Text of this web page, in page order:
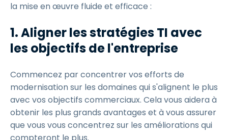
la mise en œuvre fluide et efficace :
1. Aligner les stratégies TI avec
les objectifs de l'entreprise
Commencez par concentrer vos efforts de
modernisation sur les domaines qui s'alignent le plus
avec vos objectifs commerciaux. Cela vous aidera à
obtenir les plus grands avantages et à vous assurer
que vous vous concentrez sur les améliorations qui